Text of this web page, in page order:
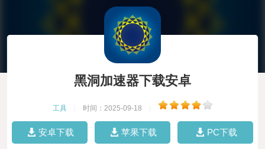
黑洞加速器下载安卓
工具 时间：2025-09-18
安卓下载 苹果下载 PC下载